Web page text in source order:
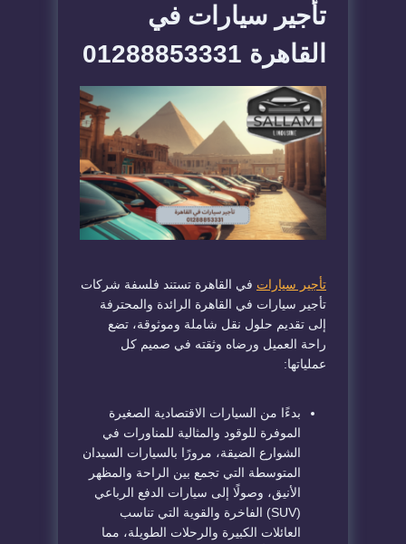
تأجير سيارات في
القاهرة 01288853331
تأجير سيارات في القاهرة تستند فلسفة شركات
تأجير سيارات في القاهرة الرائدة والمحترفة
إلى تقديم حلول نقل شاملة وموثوقة، تضع
راحة العميل ورضاه وثقته في صميم كل
عملياتها:
بدءًا من السيارات الاقتصادية الصغيرة
الموفرة للوقود والمثالية للمناورات في
الشوارع الضيقة، مرورًا بالسيارات السيدان
المتوسطة التي تجمع بين الراحة والمظهر
الأنيق، وصولًا إلى سيارات الدفع الرباعي
(SUV) الفاخرة والقوية التي تناسب
العائلات الكبيرة والرحلات الطويلة، مما